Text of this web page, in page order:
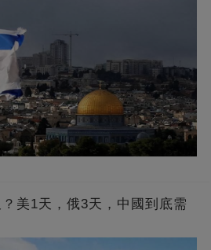
美1天，俄3天，中國到底需